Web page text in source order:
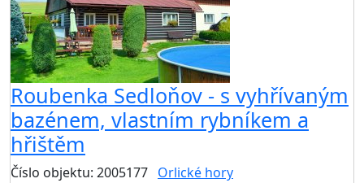
Roubenka Sedloňov - s vyhřívaným
bazénem, vlastním rybníkem a
hřištěm
Číslo objektu: 2005177 Orlické hory